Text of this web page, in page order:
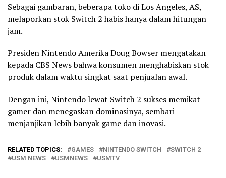
Sebagai gambaran, beberapa toko di Los Angeles, AS,
melaporkan stok Switch 2 habis hanya dalam hitungan
jam.
Presiden Nintendo Amerika Doug Bowser mengatakan
kepada CBS News bahwa konsumen menghabiskan stok
produk dalam waktu singkat saat penjualan awal.
Dengan ini, Nintendo lewat Switch 2 sukses memikat
gamer dan menegaskan dominasinya, sembari
menjanjikan lebih banyak game dan inovasi.
RELATED TOPICS: GAMES NINTENDO SWITCH
SWITCH 2
USM NEWS
USMNEWS USMTV